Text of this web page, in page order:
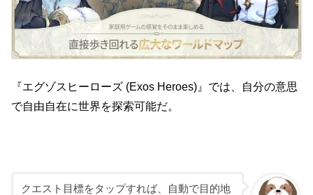
『エグゾスヒーローズ (Exos Heroes)』では、自分の意思
で自由自在に世界を探索可能だ。
クエスト目標をタップすれば、自動で目的地